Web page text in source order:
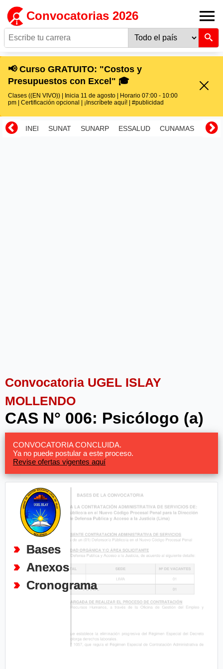
Convocatorias 2026
📢 Curso GRATUITO: "Costos y
Presupuestos con Excel" 🎓
Clases ((EN VIVO)) | Inicia 11 de agosto | Horario 07:00 - 10:00
pm | Certificación opcional | ¡Inscríbete aquí! | #publicidad
INEI SUNAT SUNARP ESSALUD CUNAMAS
Convocatoria UGEL ISLAY
MOLLENDO
CAS N° 006: Psicólogo (a)
CONVOCATORIA CONCLUIDA.
Ya no puede postular a este proceso.
Revise ofertas vigentes aquí
Bases
Anexos
Cronograma